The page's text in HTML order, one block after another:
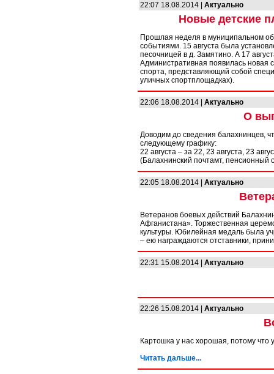
22:07 18.08.2014 | Актуально
Новые детские
Прошлая неделя в муниципальном
событиями. 15 августа была
песочницей в д. Замятино. А 17
Административная появилась новая
спорта, представляющий собой
уличных спортплощадках).
22:06 18.08.2014 | Актуально
О
Доводим до сведения балахнинцев,
следующему графику:
22 августа – за 22, 23 августа, 23
(Балахнинский почтамт, пенсионный
22:05 18.08.2014 | Актуально
Ветеранов боевых действий
Афганистана». Торжественная
культуры. Юбилейная медаль была
– ею награждаются отставники,
22:31 15.08.2014 | Актуально
22:26 15.08.2014 | Актуально
Картошка у нас хорошая, потому
Читать дальше...